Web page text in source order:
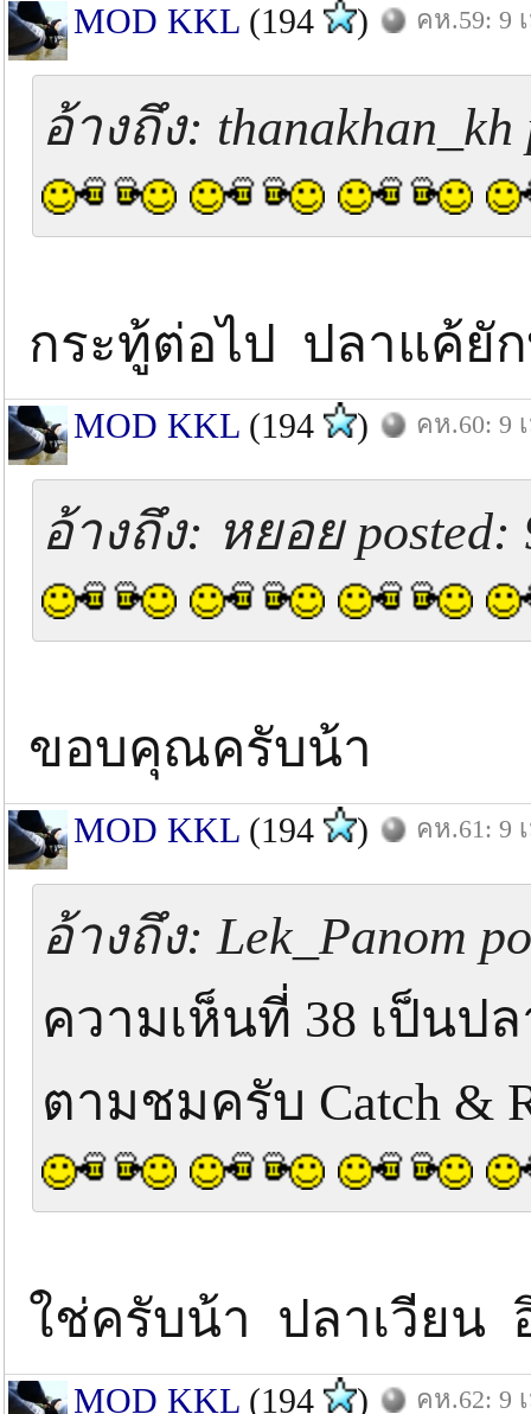
MOD KKL (194 ) คห.59: 9
อ้างถึง:
กระทู้ต่อไป ปลาแค้ยั
MOD KKL (194 ) คห.60: 9
อ้างถึง: หยอย posted:
ขอบคุณครับน้า
MOD KKL (194 ) คห.61: 9
อ้างถึง: Lek_Panom
ความเห็นที่ 38 เป็นป
ตามชมครับ Catch &
ใช่ครับน้า ปลาเวียน
MOD KKL (194 ) คห.62: 9